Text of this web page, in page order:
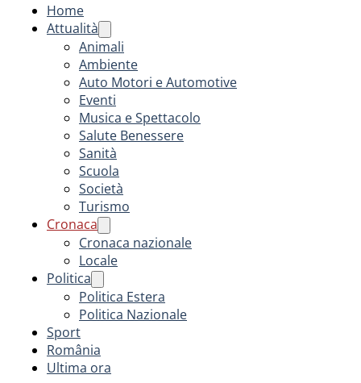
Home
Attualità
Animali
Ambiente
Auto Motori e Automotive
Eventi
Musica e Spettacolo
Salute Benessere
Sanità
Scuola
Società
Turismo
Cronaca
Cronaca nazionale
Locale
Politica
Politica Estera
Politica Nazionale
Sport
România
Ultima ora